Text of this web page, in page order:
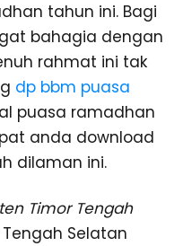
tahun ini. Bagi
bahagia dengan
rahmat ini tak
dp bbm puasa
puasa ramadhan
anda download
dilaman ini.
Timor Tengah
Selatan